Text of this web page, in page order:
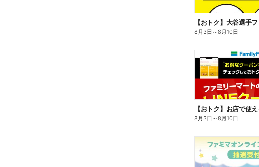
8月3日 ～8月10日
8月3日 ～8月10日